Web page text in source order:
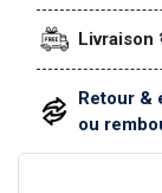
Livraison
Retour &
ou